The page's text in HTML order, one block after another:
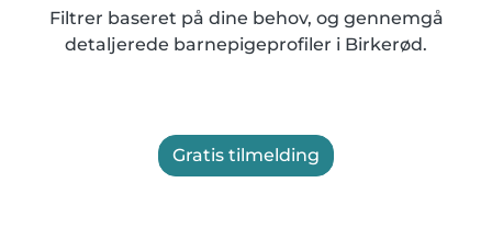
Filtrer baseret på dine behov, og gennemgå
detaljerede barnepigeprofiler i Birkerød.
Gratis tilmelding